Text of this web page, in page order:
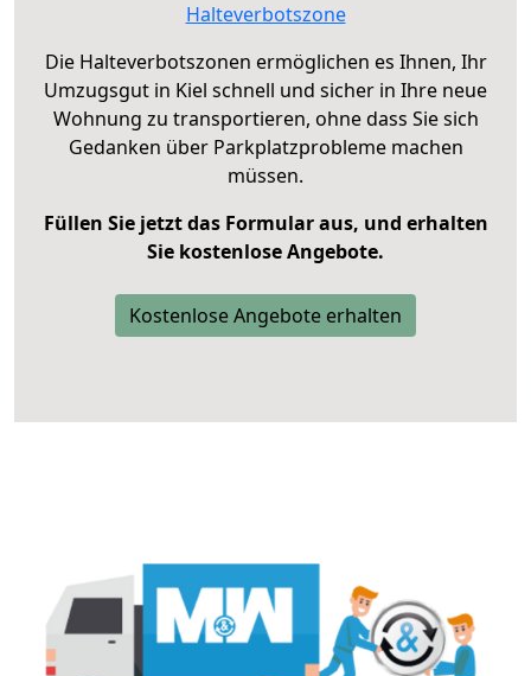
Halteverbotszone
Die Halteverbotszonen ermöglichen es Ihnen, Ihr
Umzugsgut in Kiel schnell und sicher in Ihre neue
Wohnung zu transportieren, ohne dass Sie sich
Gedanken über Parkplatzprobleme machen
müssen.
Füllen Sie jetzt das Formular aus, und erhalten
Sie kostenlose Angebote.
Kostenlose Angebote erhalten